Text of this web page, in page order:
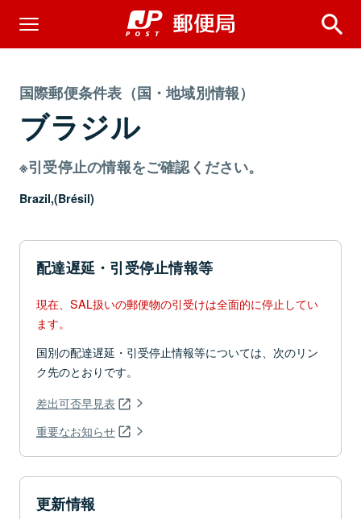
国際郵便条件表（国・地域別情報）
ブラジル
※引受停止の情報をご確認ください。
Brazil,(Brésil)
配達遅延・引受停止情報等
現在、SAL扱いの郵便物の引受けは全面的に停止してい
ます。
国別の配達遅延・引受停止情報等については、次のリン
ク先のとおりです。
差出可否早見表
重要なお知らせ
更新情報